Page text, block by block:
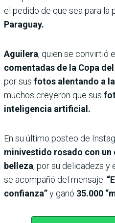
el pedido de que sea para la
Paraguay.
Aguilera, quien se convirtió
comentadas de la Copa
por sus fotos alentando a
muchos creyeron que sus
inteligencia artificial.
En su último posteo de
minivestido rosado con
belleza, por su delicadeza y
se acompañó del mensaje:
confianza”y ganó 35.000